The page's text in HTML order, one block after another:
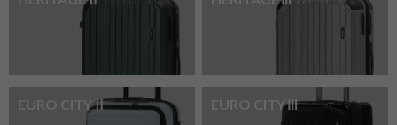
EURO CITYⅡ EURO CITYⅢ